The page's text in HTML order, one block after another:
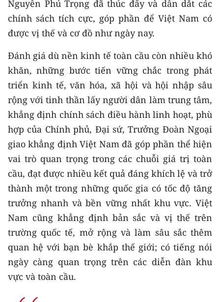
Nguyễn Phú Trọng đã thúc đẩy và dẫn dắt các
chính sách tích cực, góp phần để Việt Nam có
được vị thế và cơ đồ như ngày nay.
Đánh giá dù nền kinh tế toàn cầu còn nhiều khó
khăn, những bước tiến vững chắc trong phát
triển kinh tế, văn hóa, xã hội và hội nhập sâu
rộng với tinh thần lấy người dân làm trung tâm,
khẳng định chính sách điều hành linh hoạt, phù
hợp của Chính phủ, Đại sứ, Trưởng Đoàn Ngoại
giao khẳng định Việt Nam đã góp phần thể hiện
vai trò quan trọng trong các chuỗi giá trị toàn
cầu, đạt được nhiều kết quả đáng khích lệ và trở
thành một trong những quốc gia có tốc độ tăng
trưởng nhanh và bền vững nhất khu vực. Việt
Nam cũng khẳng định bản sắc và vị thế trên
trường quốc tế, mở rộng và làm sâu sắc thêm
quan hệ với bạn bè khắp thế giới; có tiếng nói
ngày càng quan trọng trên các diễn đàn khu
vực và toàn cầu.